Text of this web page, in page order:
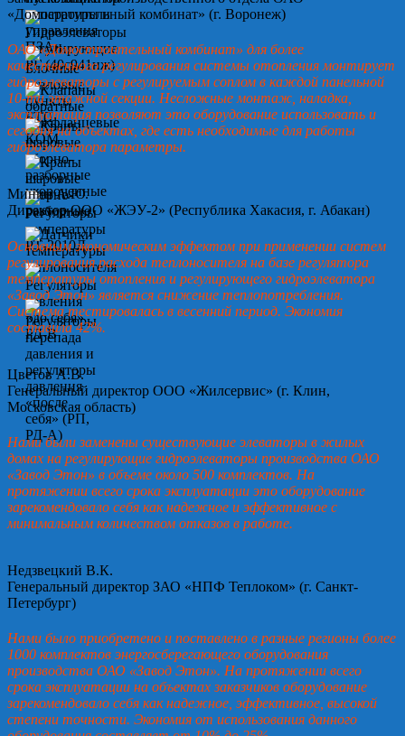
«Домостроительный комбинат» (г. Воронеж)
ОАО «Домостроительный комбинат» для более
качественного регулирования системы отопления монтирует
гидроэлеваторы с регулируемым соплом в каждой панельной
10-ти этажной секции. Несложные монтаж, наладка,
эксплуатация позволяют это оборудование использовать и
сегодня на объектах, где есть необходимые для работы
гидроэлеватора параметры.
Минин А.Ю.
Директор ООО «ЖЭУ-2» (Республика Хакасия, г. Абакан)
Основным экономическим эффектом при применении систем
регулирования расхода теплоносителя на базе регулятора
температуры отопления и регулирующего гидроэлеватора
«Завод Этон» является снижение теплопотребления.
Система тестировалась в весенний период. Экономия
составила 42%.
Цветов А.В.
Генеральный директор ООО «Жилсервис» (г. Клин,
Московская область)
Нами были заменены существующие элеваторы в жилых
домах на регулирующие гидроэлеваторы производства ОАО
«Завод Этон» в объеме около 500 комплектов. На
протяжении всего срока эксплуатации это оборудование
зарекомендовало себя как надежное и эффективное с
минимальным количеством отказов в работе.
Недзвецкий В.К.
Генеральный директор ЗАО «НПФ Теплоком» (г. Санкт-
Петербург)
Нами было приобретено и поставлено в разные регионы более
1000 комплектов энергосберегающего оборудования
производства ОАО «Завод Этон». На протяжении всего
срока эксплуатации на объектах заказчиков оборудование
зарекомендовало себя как надежное, эффективное, высокой
степени точности. Экономия от использования данного